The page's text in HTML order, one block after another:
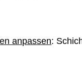
anpassen: